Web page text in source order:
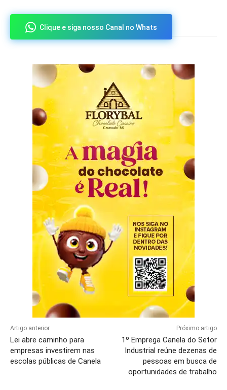
Clique e siga nosso Canal no Whats
Artigo anterior
Lei abre caminho para
empresas investirem nas
escolas públicas de Canela
Próximo artigo
1º Emprega Canela do Setor
Industrial reúne dezenas de
pessoas em busca de
oportunidades de trabalho